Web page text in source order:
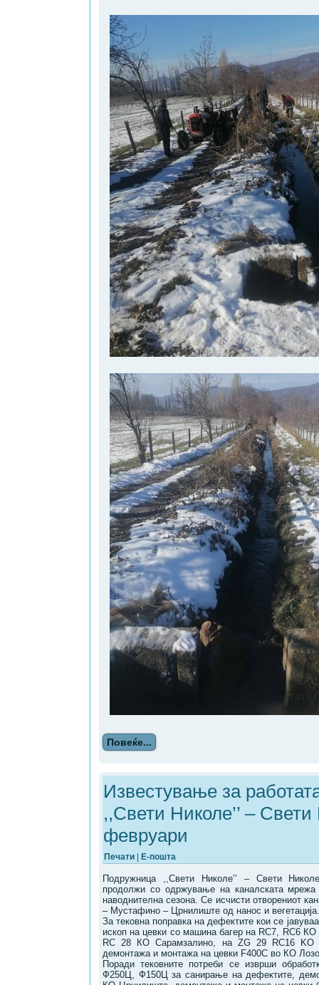
Повеќе...
Известување за
,,Свети Николе’’ –
февруари
Печати Е-пошта
Подружница ,,Свети Николе’’ – Свети
продолжи со одржување на каналската мрежа
наводнителна сезона. Се исчисти отворениот
– Мустафино – Црнилиште од нанос и вегетација.
За тековна поправка на дефектите кои се
ископ на цевки со машина багер на RC7, RC6
RC 28 КО Сарамзалино, на ZG 29 RC16
демонтажа и монтажа на цевки F400C во КО
Поради тековните потреби се изврши
Ф250Ц, Ф150Ц за санирање на дефектите,